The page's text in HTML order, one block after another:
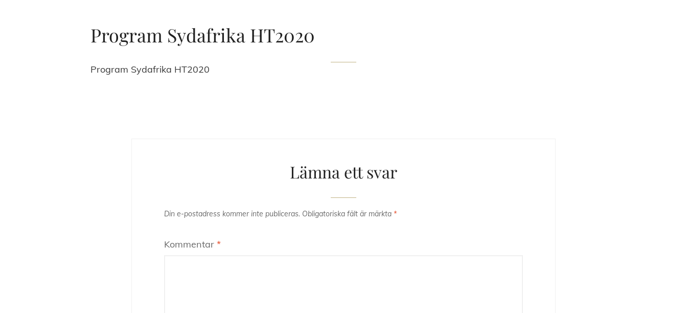
Program Sydafrika HT2020
Program Sydafrika HT2020
Lämna ett svar
Din e-postadress kommer inte publiceras. Obligatoriska fält är märkta *
Kommentar *